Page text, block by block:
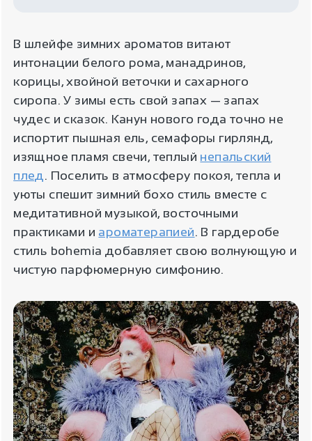
В шлейфе зимних ароматов витают
интонации белого рома, манадринов,
корицы, хвойной веточки и сахарного
сиропа. У зимы есть свой запах — запах
чудес и сказок. Канун нового года точно не
испортит пышная ель, семафоры гирлянд,
изящное пламя свечи, теплый непальский
плед. Поселить в атмосферу покоя, тепла и
уюты спешит зимний бохо стиль вместе с
медитативной музыкой, восточными
практиками и ароматерапией. В гардеробе
стиль bohemia добавляет свою волнующую и
чистую парфюмерную симфонию.